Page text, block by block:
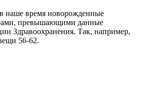
наше время новорожденные
превышающими данные
Здравоохранения. Так, например,
56-62.